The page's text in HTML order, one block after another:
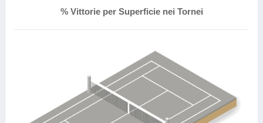
% Vittorie per Superficie nei Tornei